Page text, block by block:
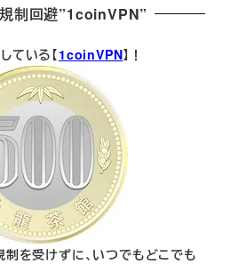
規制回避”1coinVPN”
ている【1coinVPN】！
を受けずに、いつでもどこでも